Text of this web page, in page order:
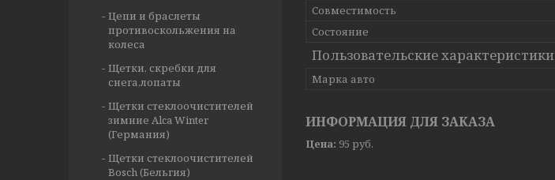
Совместимость
Состояние
Пользовательские характеристики
Марка авто
ИНФОРМАЦИЯ ДЛЯ ЗАКАЗА
Цена: 95 руб.
Цепи и браслеты
противоскольжения на
колеса
Щетки, скребки для
снега,лопаты
Щетки стеклоочистителей
зимние Alca Winter
(Германия)
Щетки стеклоочистителей
Bosch (Бельгия)